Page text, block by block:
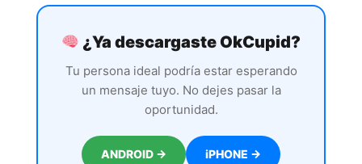
¿Ya descargaste OkCupid?
Tu persona ideal podría estar esperando
un mensaje tuyo. No dejes pasar la
oportunidad.
ANDROID → iPHONE →